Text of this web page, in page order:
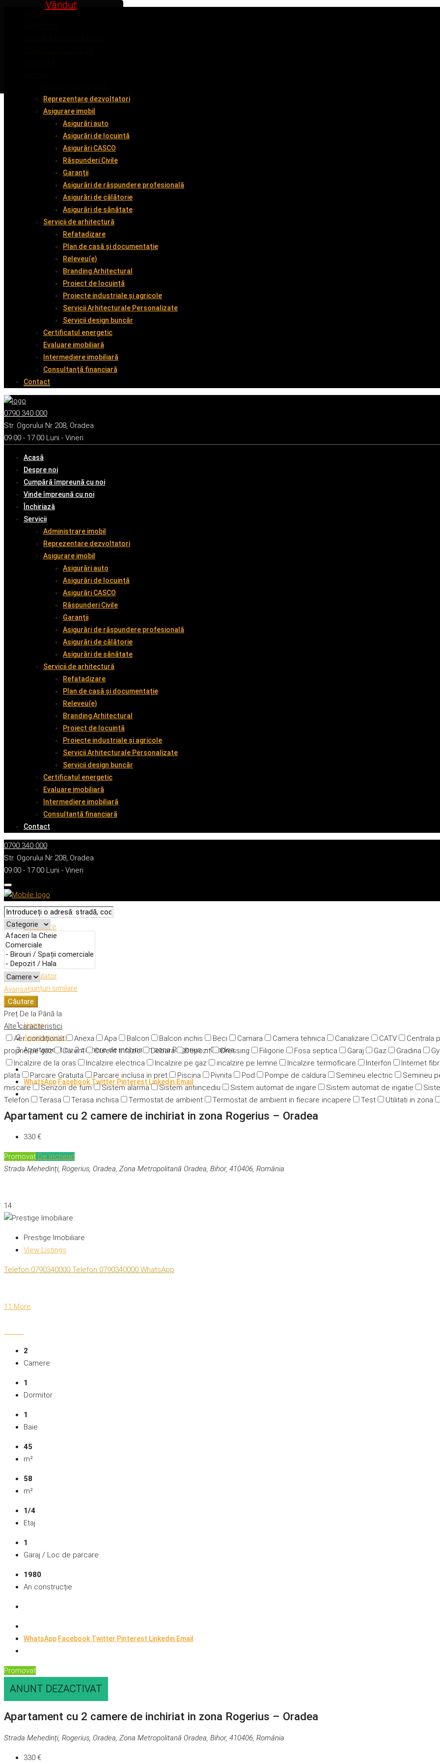
Reprezentare dezvoltatori
Asigurare imobil
Asigurări auto
Asigurări de locuință
Asigurări CASCO
Răspunderi Civile
Garanții
Asigurări de răspundere profesională
Asigurări de călătorie
Asigurări de sănătate
Servicii de arhitectură
Refatadizare
Plan de casă și documentație
Releveu(e)
Branding Arhitectural
Proiect de locuință
Proiecte industriale și agricole
Servicii Arhitecturale Personalizate
Servicii design buncăr
Certificatul energetic
Evaluare imobiliară
Intermediere imobiliară
Consultanță financiară
Contact
0790 340 000
Str. Ogorului Nr 208, Oradea
09:00 - 17:00 Luni - Vineri
Acasă
Despre noi
Cumpără împreună cu noi
Vinde împreună cu noi
Închiriază
Servicii
Administrare imobil
Reprezentare dezvoltatori
Asigurare imobil
Asigurări auto
Asigurări de locuință
Asigurări CASCO
Răspunderi Civile
Garanții
Asigurări de răspundere profesională
Asigurări de călătorie
Asigurări de sănătate
Servicii de arhitectură
Refatadizare
Plan de casă și documentație
Releveu(e)
Branding Arhitectural
Proiect de locuință
Proiecte industriale și agricole
Servicii Arhitecturale Personalizate
Servicii design buncăr
Certificatul energetic
Evaluare imobiliară
Intermediere imobiliară
Consultanță financiară
Contact
0790 340 000
Str. Ogorului Nr 208, Oradea
09:00 - 17:00 Luni - Vineri
Avansat
Căutare
Preț De la Până la
Alte caracteristici
Aer condiționat
Anexa Apa Balcon Balcon inchis Beci Camara Camera tehnica Canalizare CATV Centrala
proprie pe gaz
Curent Curent trifazic Debara Depozit Dressing Filigorie Fosa septica Garaj Gaz Gradina
Incalzire de la oras
Incalzire electrica Incalzire pe gaz incalzire pe lemne Incalzire termoficare Interfon Internet
plata
Parcare Gratuita Parcare inclusa in pret Piscina Pivnita Pod Pompe de caldura Semineu electric Semineu
miscare
Senzori de fum Sistem alarma Sistem antiincediu Sistem automat de irigare Sistem automat de irigatie
Telefon
Terasa Terasa inchisa Termostat de ambient Termostat de ambient in fiecare incapere Test Utilitati in zona
Descriere
Caracteristici
Adresă
Detalii
Calculator
Anunțuri similare
Home
Apartamente
Apartament cu 2 camere de inchiriat in zona Rogerius – Oradea
WhatsApp Facebook Twitter Pinterest Linkedin Email
Apartament cu 2 camere de inchiriat in zona Rogerius – Oradea
330 €
Promovat De închiriat
Inchiriat
Strada Mehedinți, Rogerius, Oradea, Zona Metropolitană Oradea, Bihor, 410406, România
14
Prestige Imobiliare
View Listings
Telefon 0790340000 Telefon 0790340000 WhatsApp
11 More
2
Camere
1
Dormitor
1
Baie
45
m²
58
m²
1/4
Etaj
1
Garaj / Loc de parcare
1980
An construcție
WhatsApp FacebookTwitter Pinterest Linkedin Email
Promovat
ANUNT DEZACTIVAT
Apartament cu 2 camere de inchiriat in zona Rogerius – Oradea
Strada Mehedinți, Rogerius, Oradea, Zona Metropolitană Oradea, Bihor, 410406, România
330 €
Inchiriat
Inchiriat
Vândut
Vândut